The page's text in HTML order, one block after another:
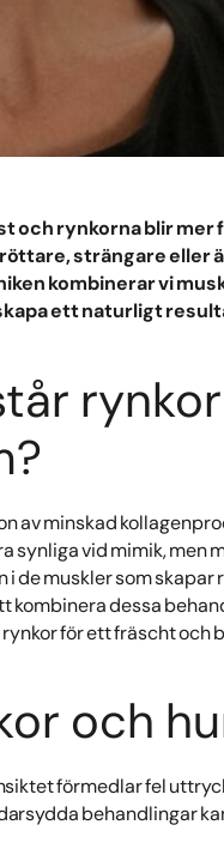
och rynkorna blir mer
strängare eller
kombinerar vi
ett naturligt
av minskad
synliga vid mimik, men
de muskler som
kombinera dessa
för ett fräscht och
och
förmedlar fel
behandlingar